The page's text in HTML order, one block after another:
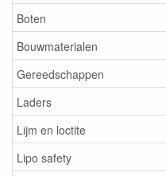
Boten
Bouwmaterialen
Gereedschappen
Laders
Lijm en loctite
Lipo safety